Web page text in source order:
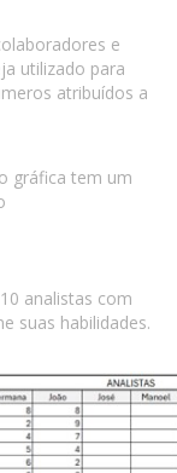
e
utilizado para
atribuídos a
gráfica tem um
analistas com
suas habilidades.